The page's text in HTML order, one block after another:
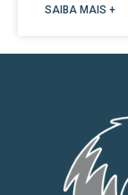
SAIBA MAIS +